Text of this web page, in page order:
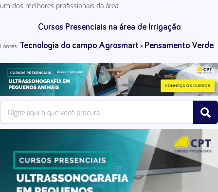
um dos melhores profissionais da área:
Cursos Presenciais na área de Irrigação
Fontes: Tecnologia do campo Agrosmart e Pensamento Verde